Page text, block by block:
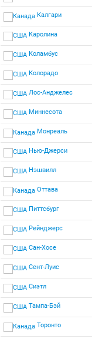
Калгари
Каролина
Коламбус
Колорадо
Лос-Анджелес
Миннесота
Монреаль
Нью-Джерси
Нэшвилл
Оттава
Питтсбург
Рейнджерс
Сан-Хосе
Сент-Луис
Сиэтл
Тампа-Бэй
Торонто